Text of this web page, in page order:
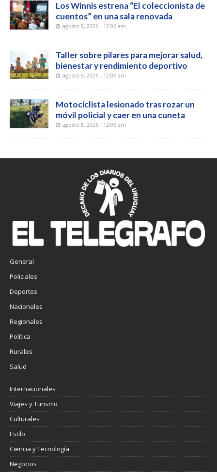
Los Winnis estrena “El coleccionista de
cuentos” en una sala renovada
agosto 8, 2026 - 12:06 am
Taller sobre pilares para mejorar salud,
bienestar y rendimiento deportivo
agosto 8, 2026 - 12:06 am
Motociclista lesionado tras rozar un
móvil policial y caer en una cuneta
agosto 8, 2026 - 12:06 am
General
Policiales
Deportes
Nacionales
Regionales
Política
Rurales
Salud
Internacionales
Viajes y Turismo
Culturales
Estilo
Ciencia y Tecnología
Negocios